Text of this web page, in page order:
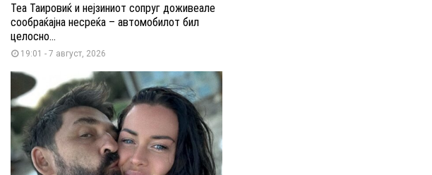
Теа Таировиќ и нејзиниот сопруг доживеале
сообраќајна несреќа – автомобилот бил
целосно...
19:01 - 7 август, 2026